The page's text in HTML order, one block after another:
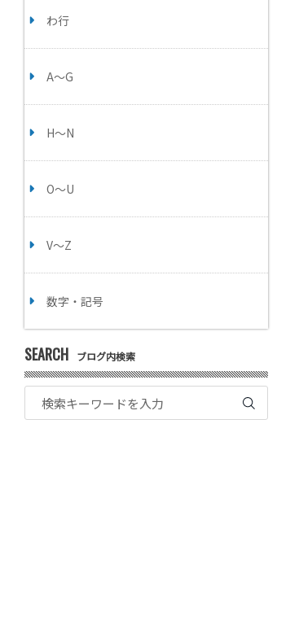
わ行
A～G
H～N
O～U
V～Z
数字・記号
SEARCH ブログ内検索